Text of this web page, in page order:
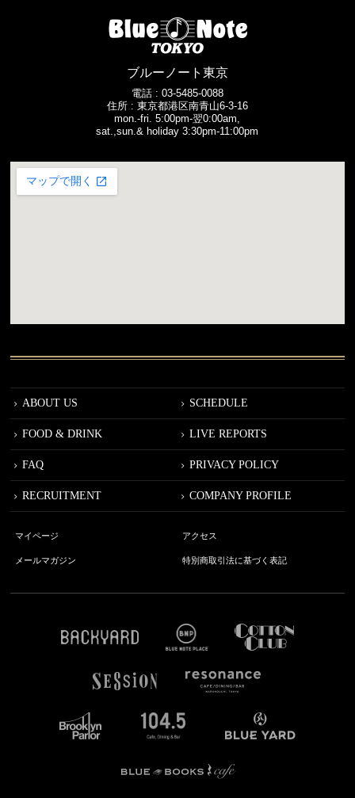
ブルーノート東京
電話 : 03-5485-0088
住所 : 東京都港区南青山6-3-16
mon.-fri. 5:00pm-翌0:00am,
sat.,sun.& holiday 3:30pm-11:00pm
ABOUT US SCHEDULE
FOOD & DRINK LIVE REPORTS
FAQ PRIVACY POLICY
RECRUITMENT COMPANY PROFILE
マイページ アクセス
メールマガジン 特別商取引法に基づく表記